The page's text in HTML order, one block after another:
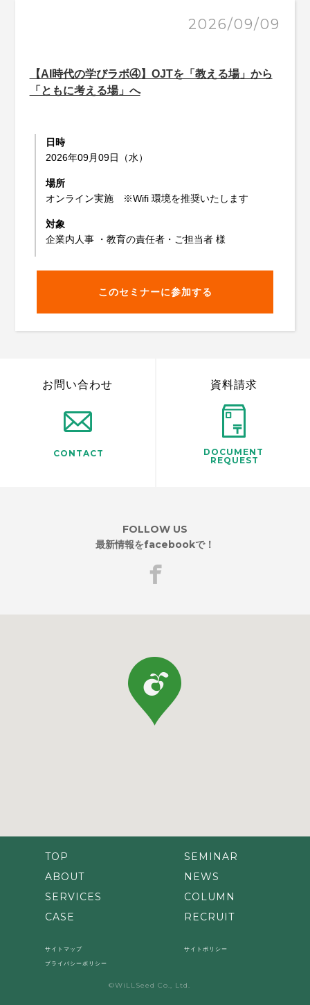
2026/09/09
【AI時代の学びラボ④】OJTを「教える場」から
「ともに考える場」へ
日時
2026年09月09日（水）
場所
オンライン実施 ※Wifi 環境を推奨いたします
対象
企業内人事 ・教育の責任者・ご担当者 様
このセミナーに参加する
CONTACT
お問い合わせ
DOCUMENT
REQUEST
資料請求
FOLLOW US
最新情報をfacebookで！
©WiLLSeed Co., Ltd.
TOP
ABOUT
SERVICES
CASE
SEMINAR
NEWS
COLUMN
RECRUIT
サイトマップ
プライバシーポリシー
サイトポリシー